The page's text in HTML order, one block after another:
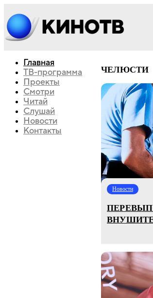
Главная
ТВ-программа
Проекты
Смотри
Читай
Слушай
Новости
Контакты
ЧЕЛЮСТИ
Новости